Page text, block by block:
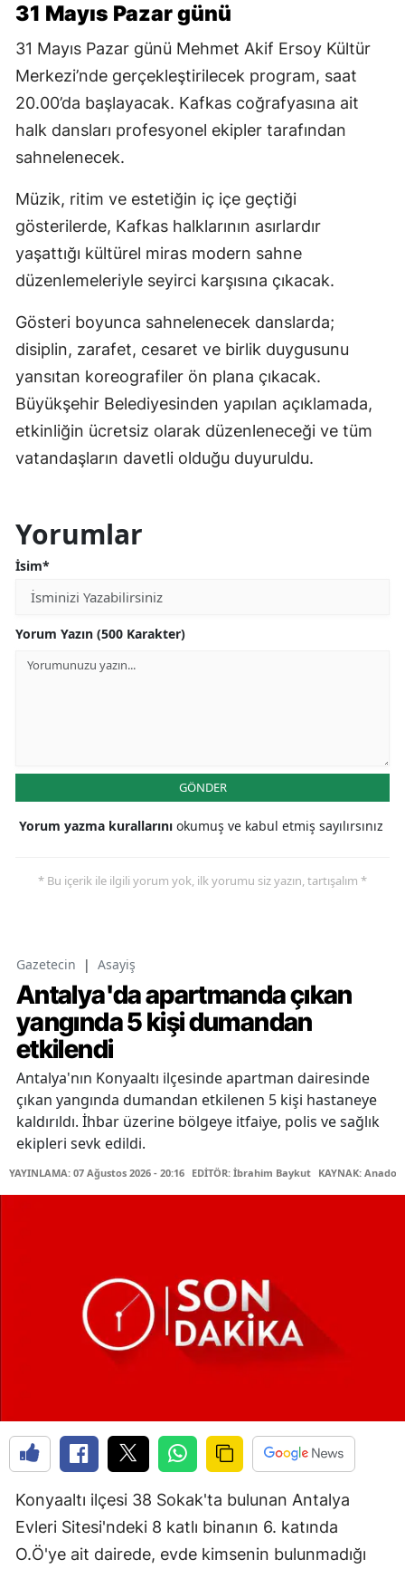
31 Mayıs Pazar günü
31 Mayıs Pazar günü Mehmet Akif Ersoy Kültür
Merkezi’nde gerçekleştirilecek program, saat
20.00’da başlayacak. Kafkas coğrafyasına ait
halk dansları profesyonel ekipler tarafından
sahnelenecek.
Müzik, ritim ve estetiğin iç içe geçtiği
gösterilerde, Kafkas halklarının asırlardır
yaşattığı kültürel miras modern sahne
düzenlemeleriyle seyirci karşısına çıkacak.
Gösteri boyunca sahnelenecek danslarda;
disiplin, zarafet, cesaret ve birlik duygusunu
yansıtan koreografiler ön plana çıkacak.
Büyükşehir Belediyesinden yapılan açıklamada,
etkinliğin ücretsiz olarak düzenleneceği ve tüm
vatandaşların davetli olduğu duyuruldu.
Yorumlar
İsim*
Yorum Yazın (500 Karakter)
GÖNDER
Yorum yazma kurallarını okumuş ve kabul etmiş sayılırsınız
* Bu içerik ile ilgili yorum yok, ilk yorumu siz yazın, tartışalım *
Gazetecin | Asayiş
Antalya'da apartmanda çıkan
yangında 5 kişi dumandan
etkilendi
Antalya'nın Konyaaltı ilçesinde apartman dairesinde
çıkan yangında dumandan etkilenen 5 kişi hastaneye
kaldırıldı. İhbar üzerine bölgeye itfaiye, polis ve sağlık
ekipleri sevk edildi.
YAYINLAMA: 07 Ağustos 2026 - 20:16 EDİTÖR: İbrahim Baykut KAYNAK:
Konyaaltı ilçesi 38 Sokak'ta bulunan Antalya
Evleri Sitesi'ndeki 8 katlı binanın 6. katında
O.Ö'ye ait dairede, evde kimsenin bulunmadığı